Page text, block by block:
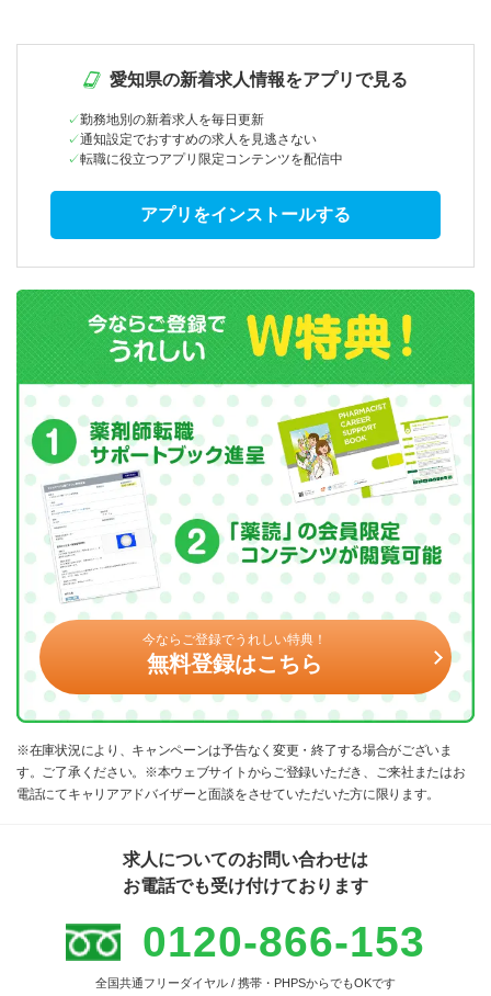
愛知県の新着求人情報をアプリで見る
勤務地別の新着求人を毎日更新
通知設定でおすすめの求人を見逃さない
転職に役立つアプリ限定コンテンツを配信中
アプリをインストールする
今ならご登録でうれしい特典！
無料登録はこちら
※在庫状況により、キャンペーンは予告なく変更・終了する場合がございま
す。ご了承ください。※本ウェブサイトからご登録いただき、ご来社またはお
電話にてキャリアアドバイザーと面談をさせていただいた方に限ります。
求人についてのお問い合わせは
お電話でも受け付けております
0120-866-153
全国共通フリーダイヤル / 携帯・PHPSからでもOKです